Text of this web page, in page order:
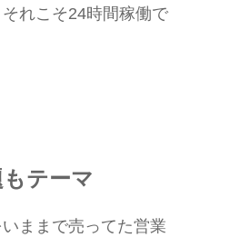
れこそ24時間稼働で
テーマ
いままで売ってた営業